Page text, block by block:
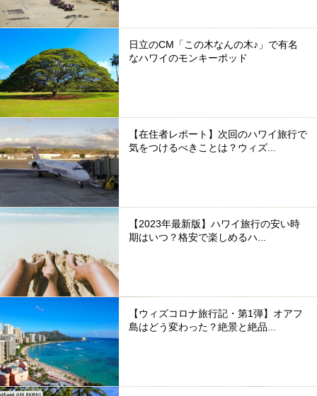
日立のCM「この木なんの木♪」で有名
なハワイのモンキーポッド
【在住者レポート】次回のハワイ旅行で
気をつけるべきことは？ウィズ...
【2023年最新版】ハワイ旅行の安い時
期はいつ？格安で楽しめるハ...
【ウィズコロナ旅行記・第1弾】オアフ
島はどう変わった？絶景と絶品...